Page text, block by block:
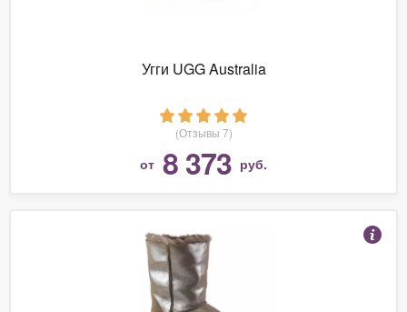
Угги UGG Australia
(Отзывы 7)
от 8 373 руб.